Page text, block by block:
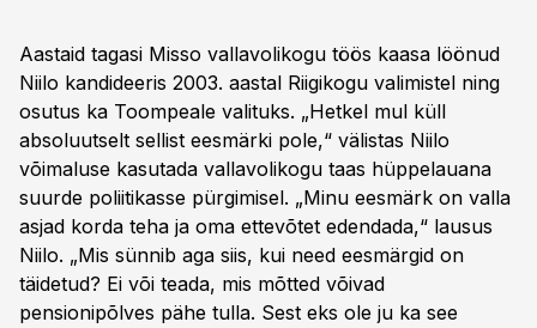
Aastaid tagasi Misso vallavolikogu töös kaasa löönud
Niilo kandideeris 2003. aastal Riigikogu valimistel ning
osutus ka Toompeale valituks. „Hetkel mul küll
absoluutselt sellist eesmärki pole,“ välistas Niilo
võimaluse kasutada vallavolikogu taas hüppelauana
suurde poliitikasse pürgimisel. „Minu eesmärk on valla
asjad korda teha ja oma ettevõtet edendada,“ lausus
Niilo. „Mis sünnib aga siis, kui need eesmärgid on
täidetud? Ei või teada, mis mõtted võivad
pensionipõlves pähe tulla. Sest eks ole ju ka see